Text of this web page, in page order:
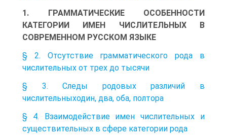
1. ГРАММАТИЧЕСКИЕ ОСОБЕННОСТИ
КАТЕГОРИИ ИМЕН ЧИСЛИТЕЛЬНЫХ В
СОВРЕМЕННОМ РУССКОМ ЯЗЫКЕ
§ 2. Отсутствие грамматического рода в
числительных от трех до тысячи
§ 3. Следы родовых различий в
числительныходин, два, оба, полтора
§ 4. Взаимодействие имен числительных и
существительных в сфере категории рода